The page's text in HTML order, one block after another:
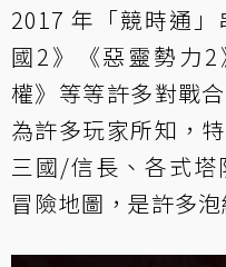
2017 年「競時通
國2》《惡靈勢力
權》等等許多對戰
為許多玩家所知，
三國/信長、各式
冒險地圖，是許多